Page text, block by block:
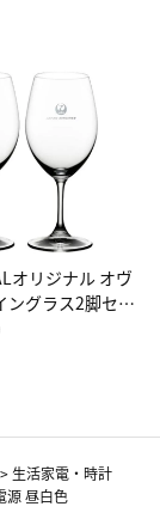
オリジナル オヴ
ングラス2脚セッ
ン）
> 生活家電・時計
源 昼白色